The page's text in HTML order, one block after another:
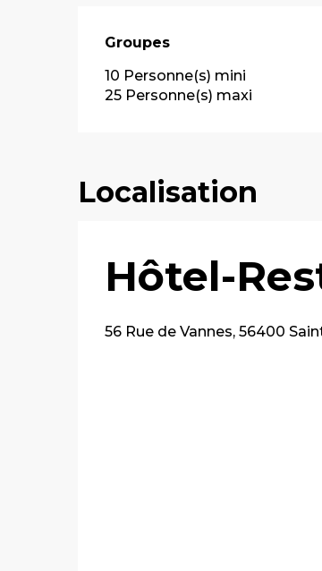
Groupes
Groupes
10 Personne(s) mini
25 Personne(s) maxi
Localisation
Hôtel-
56 Rue de Vannes, 56400